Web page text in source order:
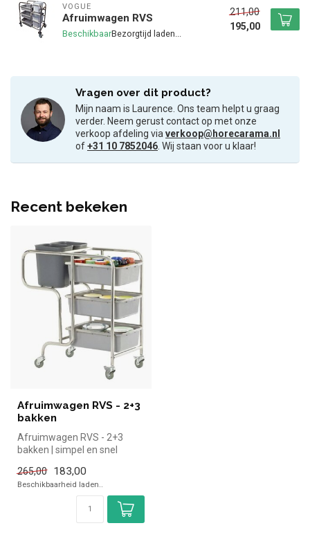
VOGUE
Afruimwagen RVS
Beschikbaar
211,00
195,00
Vragen over dit product?
Mijn naam is Laurence. Ons team helpt u graag
verder. Neem gerust contact op met onze
verkoop afdeling viaverkoop@horecarama.nl
of+31 10 7852046. Wij staan voor u klaar!
Recent bekeken
Afruimwagen RVS - 2+3
bakken
Afruimwagen RVS - 2+3
bakken | simpel en snel
Overzicht...
265,00 183,00
Beschikbaarheid laden..